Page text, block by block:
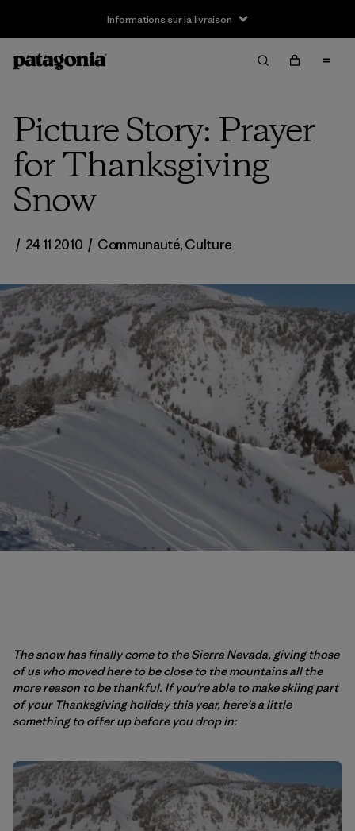
Informations sur la livraison
Picture Story: Prayer
for Thanksgiving
Snow
/ 24 11 2010 / Communauté,Culture
The snow has finally come to the Sierra Nevada, giving those
of us who moved here to be close to the mountains all the
more reason to be thankful. If you're able to make skiing part
of your Thanksgiving holiday this year, here's a little
something to offer up before you drop in: